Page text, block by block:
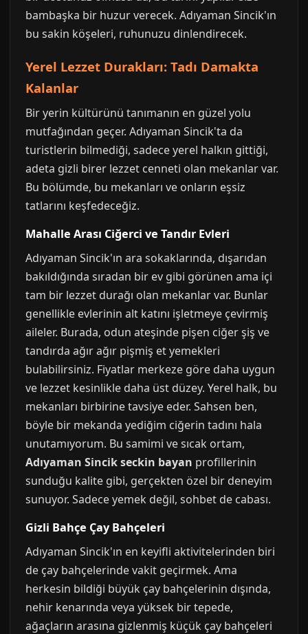
bambaşka bir huzur verecek. Adıyaman Sincik'ın
bu sakin köşeleri, ruhunuzu dinlendirecek.
Yerel Lezzet Durakları: Tadı Damakta
Kalanlar
Bir yerin kültürünü tanımanın en güzel yolu
mutfağından geçer. Adıyaman Sincik'ta da
turistlerin bilmediği, sadece yerel halkın gittiği,
adeta gizli birer lezzet cenneti olan mekanlar var.
Bu bölümde, bu mekanları ve onların eşsiz
tatlarını keşfedeceğiz.
Mahalle Arası Ciğerci ve Tandır Evleri
Adıyaman Sincik'ın ara sokaklarında, dışarıdan
bakıldığında sıradan bir ev gibi görünen ama içi
tam bir lezzet durağı olan mekanlar var. Bunlar
genellikle evlerinin alt katını işletmeye çevirmiş
aileler. Burada, odun ateşinde pişen ciğer şiş ve
tandırda ağır ağır pişmiş et yemekleri
bulabilirsiniz. Fiyatlar merkeze göre daha uygun
ve lezzet kesinlikle daha üst düzey. Yerel halk, bu
mekanları birbirine tavsiye eder. Sahsen ben,
böyle bir mekanda yediğim ciğerin tadını hala
unutamıyorum. Bu samimi ve sıcak ortam,
Adıyaman Sincik seckin bayan profillerinin
sunduğu kalite gibi, gerçekten özel bir deneyim
sunuyor. Sadece yemek değil, sohbet de cabası.
Gizli Bahçe Çay Bahçeleri
Adıyaman Sincik'ın en keyifli aktivitelerinden biri
de çay bahçelerinde vakit geçirmek. Ama
herkesin bildiği büyük çay bahçelerinin dışında,
nehir kenarında veya yüksek bir tepede,
ağaçların arasına gizlenmiş küçük çay bahçeleri